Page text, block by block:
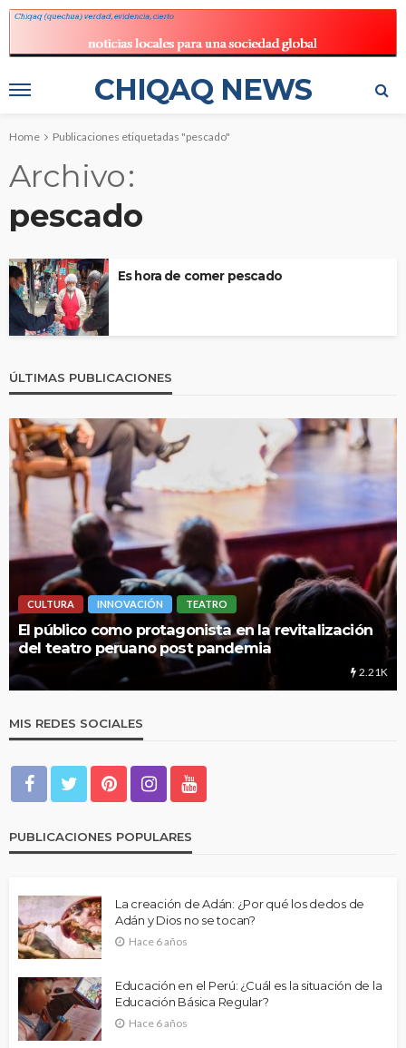
CHIQAQ NEWS
Home Publicaciones etiquetadas "pescado"
Archivo
pescado
Es hora de comer pescado
ÚLTIMAS PUBLICACIONES
CULTURA INNOVACIÓN TEATRO
El público como protagonista en la revitalización
del teatro peruano post pandemia
2.21K
MIS REDES SOCIALES
PUBLICACIONES POPULARES
La creación de Adán: ¿Por qué los dedos de
Adán y Dios no se tocan?
Hace 6 años
Educación en el Perú: ¿Cuál es la situación de la
Educación Básica Regular?
Hace 6 años